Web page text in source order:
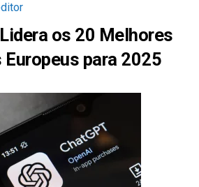
os 20 Melhores
para 2025